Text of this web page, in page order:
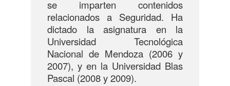
se imparten contenidos
relacionados a Seguridad. Ha
dictado la asignatura en la
Universidad Tecnológica
Nacional de Mendoza (2006 y
2007), y en la Universidad Blas
Pascal (2008 y 2009).